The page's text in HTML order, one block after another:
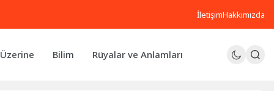
İletişimHakkımızda
Bilim Rüyalar ve Anlamları